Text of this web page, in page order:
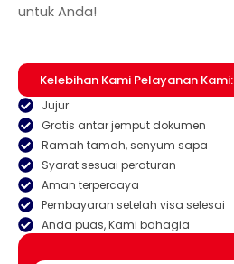
untuk Anda!
Kelebihan Kami Pelayanan Kami:
Jujur
Gratis antar jemput dokumen
Ramah tamah, senyum sapa
Syarat sesuai peraturan
Aman terpercaya
Pembayaran setelah visa selesai
Anda puas, Kami bahagia